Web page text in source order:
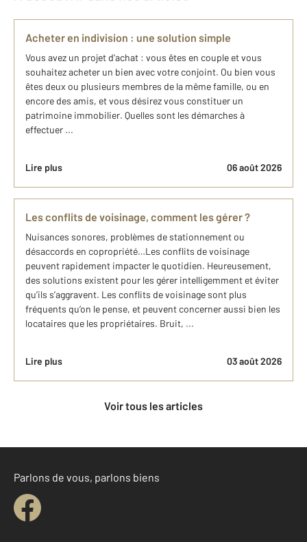
Acheter en indivision : une solution simple
Vous avez un projet d'achat : vous êtes en couple et vous
souhaitez acheter un bien avec votre conjoint. Ou bien vous
êtes deux ou plusieurs membres de la même famille, ou en
encore des amis, et vous désirez vous constituer un
patrimoine immobilier. Quelles sont les démarches à
effectuer ...
Lire plus 06 août 2026
Les conflits de voisinage, comment les gérer ?
Nuisances sonores, problèmes de stationnement ou
désaccords en copropriété…Les conflits de voisinage
peuvent rapidement impacter le quotidien. Heureusement,
des solutions existent pour les gérer intelligemment et éviter
qu’ils s’aggravent. Les conflits de voisinage sont plus
fréquents qu’on le pense, et peuvent concerner aussi bien les
locataires que les propriétaires. Bruit, ...
Lire plus 03 août 2026
Voir tous les articles
Parlons de vous, parlons biens